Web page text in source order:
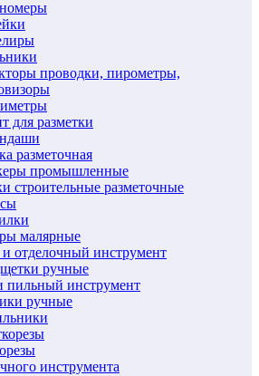
проводки, пирометры,
для разметки
разметочная
промышленные
строительные разметочные
малярные
отделочный инструмент
ручные
инструмент
ручные
инструмента